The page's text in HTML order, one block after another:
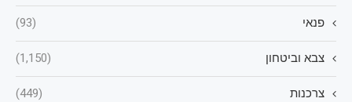
פנאי (93)
צבא וביטחון (1,150)
צרכנות (449)